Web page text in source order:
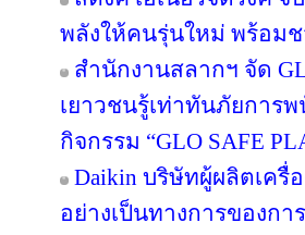
พลังให้คนรุ่นใหม่ พร้อม
สำนักงานสลากฯ จัด
เยาวชนรู้เท่าทันภัยการ
กิจกรรม “GLO SAFE
Daikin บริษัทผู้ผลิตเครื่
อย่างเป็นทางการของกา